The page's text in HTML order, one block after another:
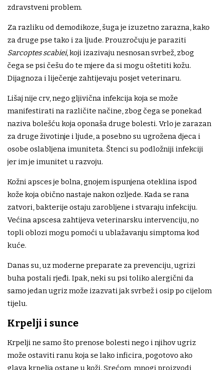
zdravstveni problem.
Za razliku od demodikoze, šuga je izuzetno zarazna, kako
za druge pse tako i za ljude. Prouzročuju je paraziti
Sarcoptes scabiei, koji izazivaju nesnosan svrbež, zbog
čega se psi češu do te mjere da si mogu oštetiti kožu.
Dijagnoza i liječenje zahtijevaju posjet veterinaru.
Lišaj nije crv, nego gljivična infekcija koja se može
manifestirati na različite načine, zbog čega se ponekad
naziva bolešću koja oponaša druge bolesti. Vrlo je zarazan
za druge životinje i ljude, a posebno su ugrožena djeca i
osobe oslabljena imuniteta. Štenci su podložniji infekciji
jer im je imunitet u razvoju.
Kožni apsces je bolna, gnojem ispunjena oteklina ispod
kože koja obično nastaje nakon ozljede. Kada se rana
zatvori, bakterije ostaju zarobljene i stvaraju infekciju.
Većina apscesa zahtijeva veterinarsku intervenciju, no
topli oblozi mogu pomoći u ublažavanju simptoma kod
kuće.
Danas su, uz moderne preparate za prevenciju, ugrizi
buha postali rjeđi. Ipak, neki su psi toliko alergični da
samo jedan ugriz može izazvati jak svrbež i osip po cijelom
tijelu.
Krpelji i sunce
Krpelji ne samo što prenose bolesti nego i njihov ugriz
može ostaviti ranu koja se lako inficira, pogotovo ako
glava krpelja ostane u koži. Srećom, mnogi proizvodi